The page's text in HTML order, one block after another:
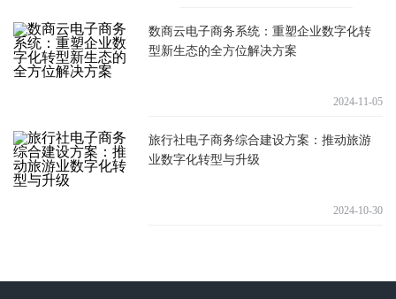
数商云电子商务系统：重塑企业数字化转
型新生态的全方位解决方案
2024-11-05
旅行社电子商务综合建设方案：推动旅游
业数字化转型与升级
2024-10-30